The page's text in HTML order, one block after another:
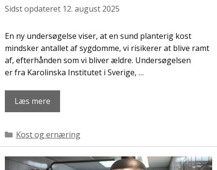
12. august 2025
En ny undersøgelse viser, at en sund planterig kost
mindsker antallet af sygdomme, vi risikerer at blive ramt
af, efterhånden som vi bliver ældre. Undersøgelsen
er fra Karolinska Institutet i Sverige, …
Læs mere
Kategorier
Kost og ernæring